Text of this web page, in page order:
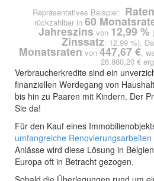
Repräsentatives Beispiel:
rückzahlbar in 60
Jahreszins von 12,99 %
Zinssatz: 12,99 %).
Monatsraten von 447,67 €,
26.860,20 €
Verbraucherkredite sind ein
finanziellen Werdegang von
bis hin zu Paaren mit Kindern. Der
Sie da!
Für den Kauf eines
umfangreiche Renovierungsarbeiten
Anlässe wird diese Lösung in
Europa oft in Betracht gezogen.